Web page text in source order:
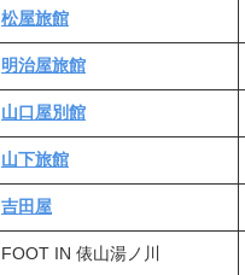
松屋旅館
明治屋旅館
山口屋別館
山下旅館
吉田屋
FOOT IN 俵山湯ノ川